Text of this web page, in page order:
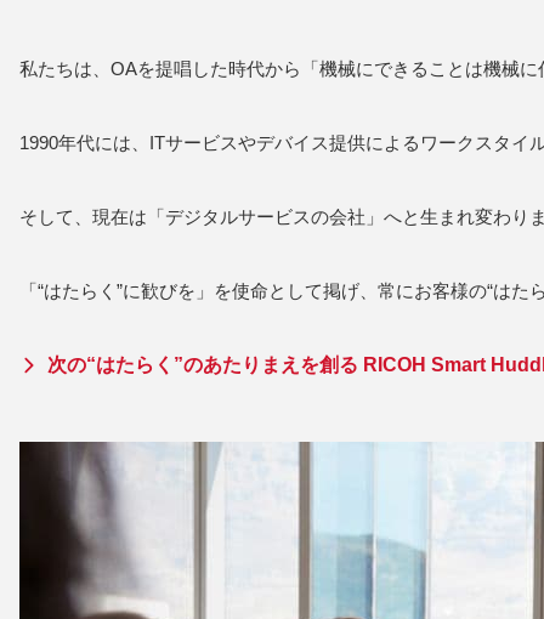
私たちは、OAを提唱した時代から「機械にできることは機械
1990年代には、ITサービスやデバイス提供によるワークスタイ
そして、現在は「デジタルサービスの会社」へと生まれ変わり
「“はたらく”に歓びを」を使命として掲げ、常にお客様の“はた
次の“はたらく”のあたりまえを創る RICOH Smart